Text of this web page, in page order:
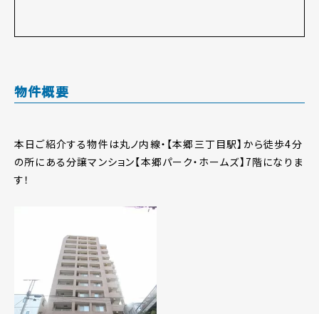
物件概要
本日ご紹介する物件は丸ノ内線・【本郷三丁目駅】から徒歩4分
の所にある分譲マンション【本郷パーク・ホームズ】7階になりま
す！